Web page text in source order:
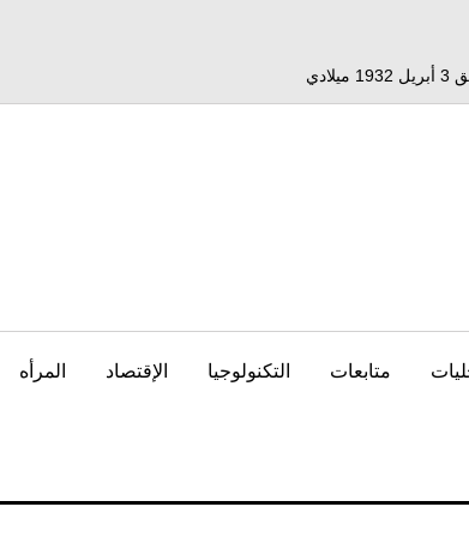
متابعات التكنولوجيا الإقتصاد المرأه